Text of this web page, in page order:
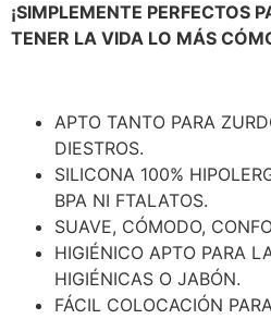
¡SIMPLEMENTE PERFECTOS
TENER LA VIDA LO MÁS
APTO TANTO PARA
DIESTROS.
SILICONA 100%
BPA NI FTALATOS.
SUAVE, CÓMODO,
HIGIÉNICO APTO PARA
HIGIÉNICAS O JABÓN.
FÁCIL COLOCACIÓN